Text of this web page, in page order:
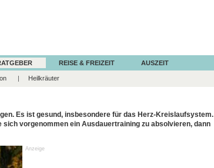
REISE & FREIZEIT AUSZEIT
Heilkräuter
Es ist gesund, insbesondere für das Herz-Kreislaufsystem.
vorgenommen ein Ausdauertraining zu absolvieren, dann
Anzeige